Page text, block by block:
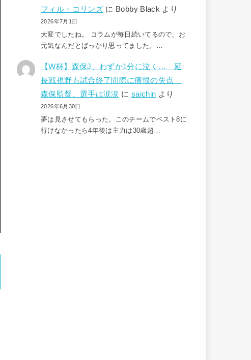
フィル・コリンズ に Bobby Black より
2026年7月1日
大変でしたね。 コラムが毎日続いてるので、お
元気なんだとばっかり思ってました。…
【W杯】森保J、わずか1分に泣く… 延
長戦視野も試合終了間際に痛恨の失点
森保監督、選手は涙涙 に saichin より
2026年6月30日
夢は見させてもらった。このチームでベスト8に
行けなかったら4年後は主力は30歳超…